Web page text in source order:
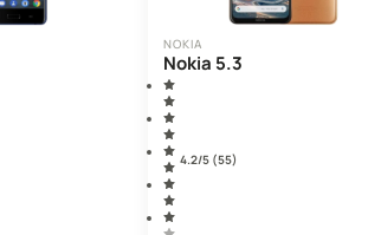
NOKIA
Nokia 5.3
4.2/5 (55)